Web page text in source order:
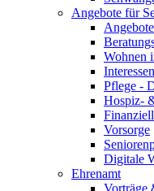
Angebote für
Wohnen
Pflege -
Hospiz-
Vorsorge
Digitale
Ehrenamt
Vorträge